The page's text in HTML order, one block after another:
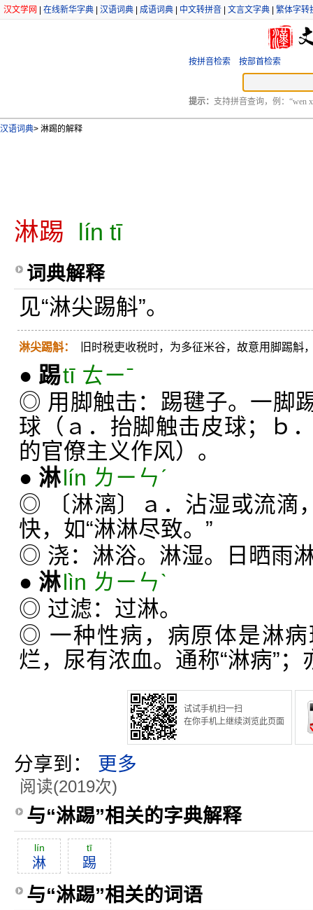
汉文学网 在线新华字典 汉语词典 成语词典 中文转拼音 文言文字典 繁体字转
按拼音检索 按部首检索
提示： 支持拼音查询，例：“wen
汉语词典> 淋踢的解释
淋踢 lín tī
词典解释
见“淋尖踢斛”。
淋尖踢斛： 旧时税吏收税时，为多征米谷，故意用脚踢斛
● 踢tī ㄊㄧˉ
◎ 用脚触击：踢毽子。一脚
球（ａ．抬脚触击皮球；ｂ
的官僚主义作风）。
● 淋lín ㄌㄧㄣˊ
◎ 〔淋漓〕ａ．沾湿或流滴
快，如“淋淋尽致。”
◎ 浇：淋浴。淋湿。日晒雨
● 淋lìn ㄌㄧㄣˋ
◎ 过滤：过淋。
◎ 一种性病，病原体是淋
烂，尿有浓血。通称“淋病”；
试试手机扫一扫
在你手机上继续浏览此页面
分享到： 更多
阅读(2019次)
与“淋踢”相关的字典解释
lín
淋
tī
踢
与“淋踢”相关的词语